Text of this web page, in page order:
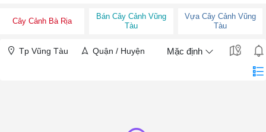
Cây Cảnh Bà Rịa
Bán Cây Cảnh Vũng
Tàu
Vựa Cây Cảnh Vũng
Tàu
Tp Vũng Tàu Quận / Huyện Mặc định